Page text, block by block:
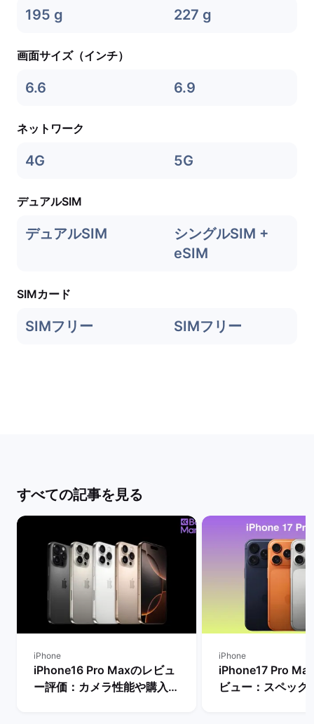
195 g 227 g
画面サイズ（インチ）
6.6 6.9
ネットワーク
4G 5G
デュアルSIM
デュアルSIM
シングルSIM +
eSIM
SIMカード
SIMフリー SIMフリー
すべての記事を見る
iPhone
iPhone16 Pro Maxのレビュ
ー評価：カメラ性能や購入す
iPhone
iPhone17 Pro
ビュー：スペック